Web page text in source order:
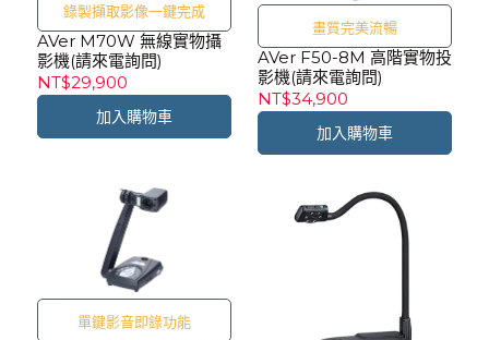
錄製擷取影像一鍵完成
AVer M70W 無線實物攝
影機(請來電詢問)
NT$29,900
加入購物車
畫質完美流暢
AVer F50-8M 高階實物投
影機(請來電詢問)
NT$34,900
加入購物車
單鍵影音即錄功能